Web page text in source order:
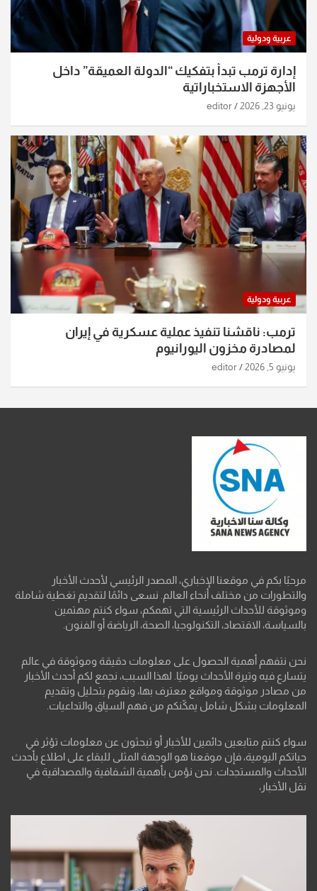
عربية ودولية
إدارة ترمب تبدأ بتفكيك “الدولة العميقة” داخل
الأجهزة الاستخباراتية
يونيو 23, 2026 editor
عربية ودولية
ترمب: ناقشنا تنفيذ عملية عسكرية في إيران
لمصادرة مخزون اليورانيوم
يونيو 5, 2026 editor
مرحبًا بكم في موقعنا الإخباري، المصدر الرئيسي لأحدث الأخبار
والتطورات من مختلف أنحاء العالم. نسعى دائمًا لتقديم تغطية شاملة
وموثوقة للأحداث الرئيسية التي تهمكم، سواء كنتم مهتمين
بالسياسة، الاقتصاد، التكنولوجيا، الصحة، الرياضة أو الفنون.
نحن نتفهم أهمية الحصول على معلومات دقيقة وموثوقة في عالم
يتسارع فيه وتيرة الأحداث يوميًا. لهذا السبب، نجمع لكم أحدث الأخبار
من مصادر موثوقة ومواقع معترف بها، ونقوم بتحليل وتقديم
المعلومات بشكل شامل يمكّنكم من فهم السياق والتداعيات.
سواء كنتم متابعين دائمين للأخبار أو تبحثون عن معلومات تؤثر في
حياتكم اليومية، فإن موقعنا هو الوجهة المثلى للبقاء على اطلاع بأحدث
الأحداث والمستجدات. نحن نؤمن بأهمية الشفافية والمصداقية في
نقل الأخبار،